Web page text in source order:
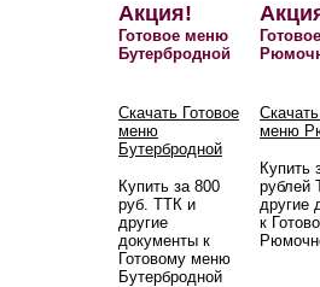
Акция!
Готовое меню
Бутербродной
Скачать Готовое
меню
Бутербродной
Купить за 800
руб. ТТК и
другие
документы к
Готовому меню
Бутербродной
меню
Купить
рублей
другие
к